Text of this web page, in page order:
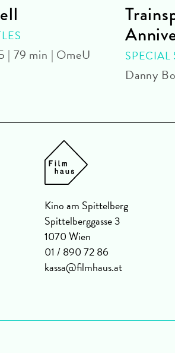
| 79 min | OmeU SPECIAL
Danny
Kino am Spittelberg
Spittelberggasse 3
1070 Wien
01 / 890 72 86
kassa@filmhaus.at